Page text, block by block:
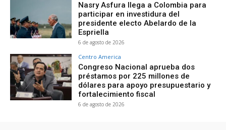
Nasry Asfura llega a Colombia para
participar en investidura del
presidente electo Abelardo de la
Espriella
6 de agosto de 2026
Centro America
Congreso Nacional aprueba dos
préstamos por 225 millones de
dólares para apoyo presupuestario y
fortalecimiento fiscal
6 de agosto de 2026